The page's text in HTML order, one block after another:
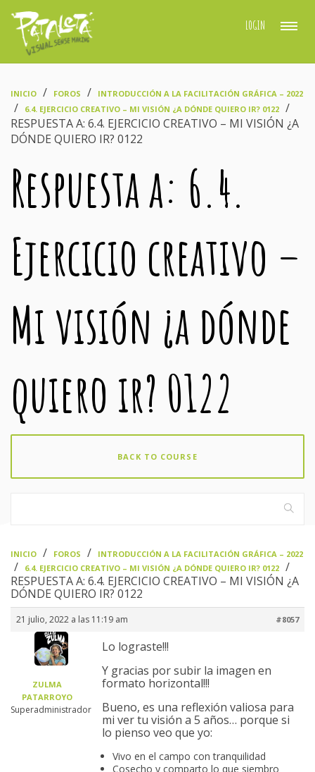
LOGIN
INICIO FOROS INTRODUCCIÓN A LA FACILITACIÓN GRÁFICA – 2022
6.4. EJERCICIO CREATIVO – MI VISIÓN ¿A DÓNDE QUIERO IR? 0122
RESPUESTA A: 6.4. EJERCICIO CREATIVO – MI VISIÓN ¿A
DÓNDE QUIERO IR? 0122
Respuesta a: 6.4.
Ejercicio creativo –
Mi visión ¿a dónde
quiero ir? 0122
BACK TO COURSE
INICIO FOROS INTRODUCCIÓN A LA FACILITACIÓN GRÁFICA – 2022
6.4. EJERCICIO CREATIVO – MI VISIÓN ¿A DÓNDE QUIERO IR? 0122
RESPUESTA A: 6.4. EJERCICIO CREATIVO – MI VISIÓN ¿A
DÓNDE QUIERO IR? 0122
21 julio, 2022 a las 11:19 am #8057
ZULMA
PATARROYO
Superadministrador
Lo lograste!!!
Y gracias por subir la imagen en
formato horizontal!!!
Bueno, es una reflexión valiosa para
mi ver tu visión a 5 años… porque si
lo pienso veo que yo:
Vivo en el campo con tranquilidad
Cosecho y comparto lo que siembro